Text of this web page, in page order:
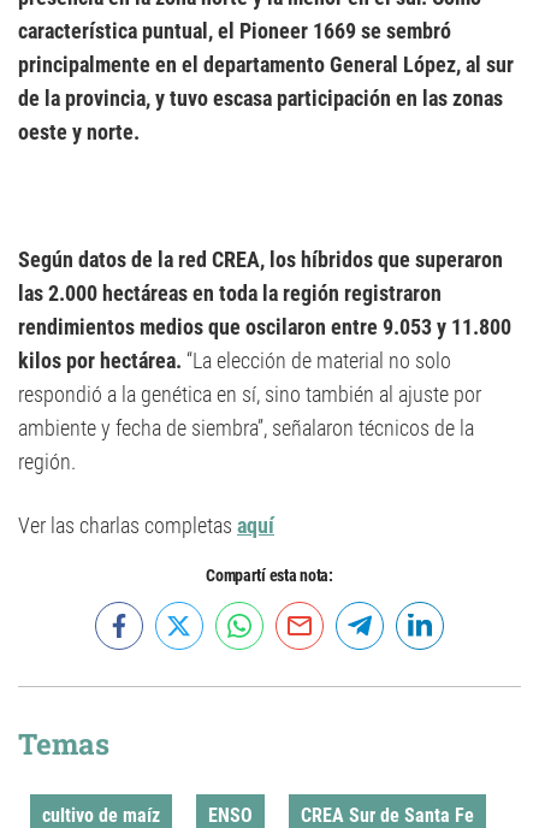
característica puntual, el Pioneer 1669 se sembró
principalmente en el departamento General López, al sur
de la provincia, y tuvo escasa participación en las zonas
oeste y norte.
Según datos de la red CREA, los híbridos que superaron
las 2.000 hectáreas en toda la región registraron
rendimientos medios que oscilaron entre 9.053 y 11.800
kilos por hectárea. “La elección de material no solo
respondió a la genética en sí, sino también al ajuste por
ambiente y fecha de siembra”, señalaron técnicos de la
región.
Ver las charlas completas aquí
Compartí esta nota:
Temas
cultivo de maíz ENSO CREA Sur de Santa Fe